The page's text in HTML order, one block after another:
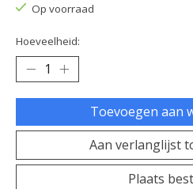
Op voorraad
Hoeveelheid:
Toevoegen aan
Aan verlanglijst
Plaats